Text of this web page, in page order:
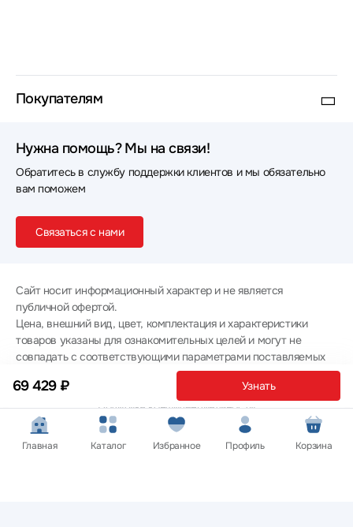
69 429 ₽ Узнать
Покупателям
Нужна помощь? Мы на связи!
Обратитесь в службу поддержки клиентов и мы обязательно
вам поможем
Связаться с нами
Сайт носит информационный характер и не является
публичной офертой.
Цена, внешний вид, цвет, комплектация и характеристики
товаров указаны для ознакомительных целей и могут не
совпадать с соответствующими параметрами поставляемых
товаров - уточняйте информацию у менеджера при
оформлении заказа.
Политика конфиденциальности
© 2012 — 2026 ООО «Эпл Тэк»
Главная Каталог Избранное Профиль Корзина